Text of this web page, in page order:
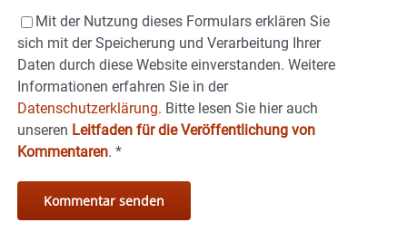
Mit der Nutzung dieses Formulars erklären Sie
sich mit der Speicherung und Verarbeitung Ihrer
Daten durch diese Website einverstanden. Weitere
Informationen erfahren Sie in der
Datenschutzerklärung. Bitte lesen Sie hier auch
unseren Leitfaden für die Veröffentlichung von
Kommentaren. *